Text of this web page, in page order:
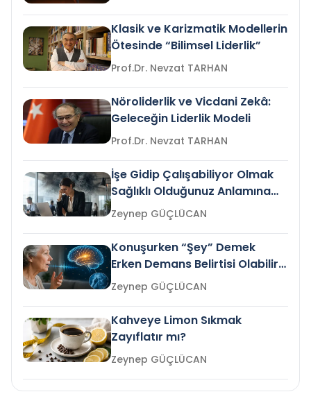
Klasik ve Karizmatik Modellerin
Ötesinde “Bilimsel Liderlik”
Prof.Dr. Nevzat TARHAN
Nöroliderlik ve Vicdani Zekâ:
Geleceğin Liderlik Modeli
Prof.Dr. Nevzat TARHAN
İşe Gidip Çalışabiliyor Olmak
Sağlıklı Olduğunuz Anlamına
Gelir mi?Zeynep GÜÇLÜCAN
Konuşurken “Şey” Demek
Erken Demans Belirtisi Olabilir
mi?
Zeynep GÜÇLÜCAN
Kahveye Limon Sıkmak
Zayıflatır mı?
Zeynep GÜÇLÜCAN